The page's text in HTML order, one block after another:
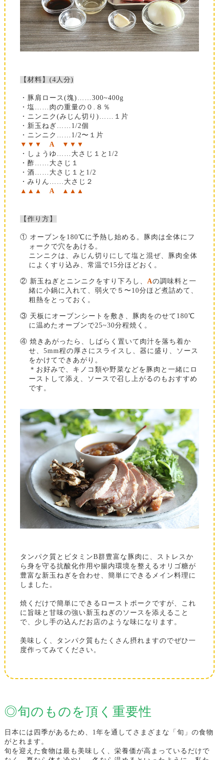
【材料】(4人分)
・豚肩ロース(塊)……300~400g
・塩……肉の重量の０.８％
・ニンニク(みじん切り)……１片
・新玉ねぎ……1/2個
・ニンニク……1/2〜１片
▼▼▼ A ▼▼▼
・しょうゆ……大さじ１と1/2
・酢……大さじ１
・酒……大さじ１と1/2
・みりん……大さじ２
▲▲▲ A ▲▲▲
【作り方】
① オーブンを180℃に予熱し始める。豚肉は全体にフ
ォークで穴をあける。
ニンニクは、みじん切りにして塩と混ぜ、豚肉全体
によくすり込み、常温で15分ほどおく。
② 新玉ねぎとニンニクをすり下ろし、 Aの調味料と一
緒に小鍋に入れて、弱火で５〜10分ほど煮詰めて、
粗熱をとっておく。
③ 天板にオーブンシートを敷き、豚肉をのせて180℃
に温めたオーブンで25~30分程焼く。
④ 焼きあがったら、しばらく置いて肉汁を落ち着か
せ、5mm程の厚さにスライスし、器に盛り、ソース
をかけてできあがり。
＊お好みで、キノコ類や野菜などを豚肉と一緒にロ
ーストして添え、ソースで召し上がるのもおすすめ
です。
タンパク質とビタミンB群豊富な豚肉に、ストレスか
ら身を守る抗酸化作用や腸内環境を整えるオリゴ糖が
豊富な新玉ねぎを合わせ、簡単にできるメイン料理に
しました。
焼くだけで簡単にできるローストポークですが、これ
に旨味と甘味の強い新玉ねぎのソースを添えること
で、少し手の込んだお店のような味になります。
美味しく、タンパク質もたくさん摂れますのでぜひ一
度作ってみてください。
◎旬のものを頂く重要性
日本には四季があるため、1年を通してさまざまな「旬」の食物
がとれます。
旬を迎えた食物は最も美味しく、栄養価が高まっているだけで